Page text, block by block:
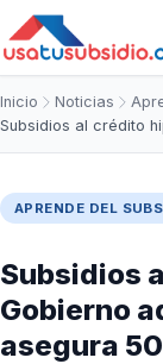
Inicio Noticias
Subsidios al crédito
APRENDE DEL
Subsidios
Gobierno
asegura